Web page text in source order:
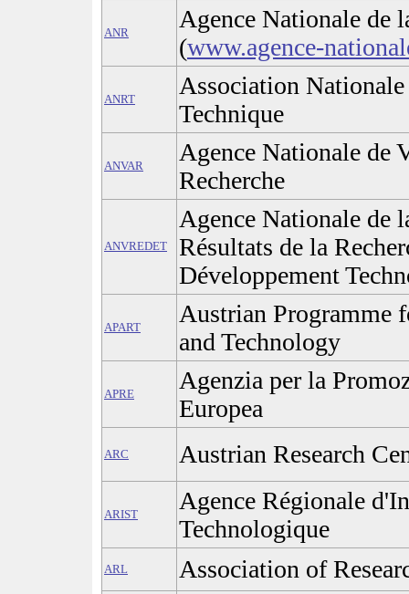
ANR
Agence Nationale de
(www.agence-
ANRT
Association Nationale
Technique
ANVAR
Agence Nationale de
Recherche
ANVREDET
Agence Nationale de
Résultats de la
Développement
APART
Austrian Programme
and Technology
APRE
Agenzia per la
Europea
ARC Austrian Research
ARIST
Agence Régionale
Technologique
ARL Association of